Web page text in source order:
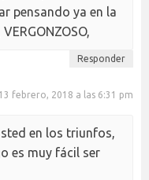
pensando ya en la
Responder
13 febrero, 2018 a las 6:31 pm
en los triunfos,
es muy fácil ser